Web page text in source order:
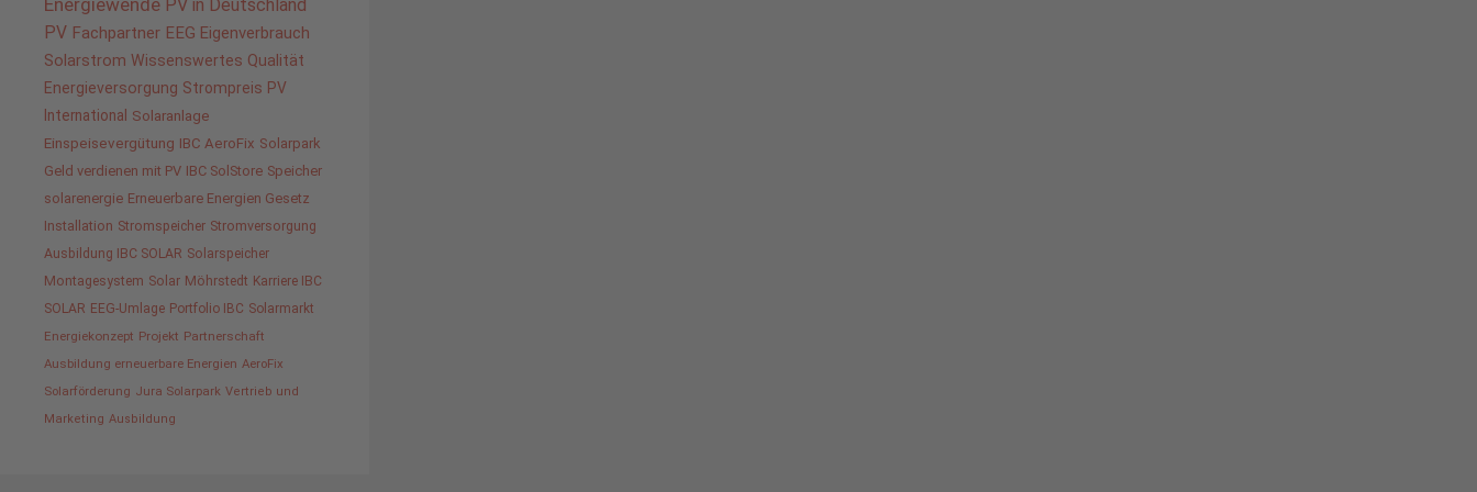
Energiewende PV in Deutschland
PV Fachpartner EEG Eigenverbrauch
Solarstrom Wissenswertes Qualität
Energieversorgung Strompreis PV
International Solaranlage
Einspeisevergütung IBC AeroFix Solarpark
Geld verdienen mit PV IBC SolStore Speicher
solarenergie Erneuerbare Energien Gesetz
Installation Stromspeicher Stromversorgung
Ausbildung IBC SOLAR Solarspeicher
Montagesystem Solar Möhrstedt Karriere IBC
SOLAR EEG-Umlage Portfolio IBC Solarmarkt
Energiekonzept Projekt Partnerschaft
Ausbildung erneuerbare Energien AeroFix
Solarförderung Jura Solarpark Vertrieb und
Marketing Ausbildung